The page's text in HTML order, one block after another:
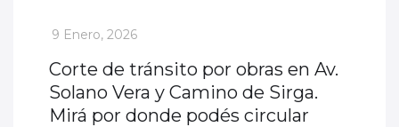
_
9 Enero, 2026
Corte de tránsito por obras en Av.
Solano Vera y Camino de Sirga.
Mirá por donde podés circular